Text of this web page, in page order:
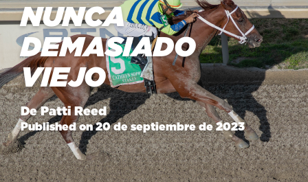
NUNCA
DEMASIADO
VIEJO
De Patti Reed
Published on 20 de septiembre de 2023